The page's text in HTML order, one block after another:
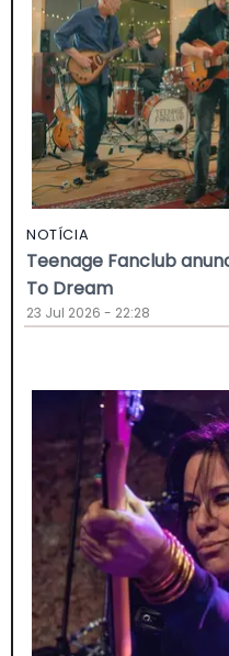
NOTÍCIA
Teenage Fanclub
To Dream
23 Jul 2026 - 22:28